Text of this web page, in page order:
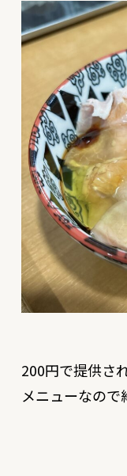
200円で提供さ
メニューなので